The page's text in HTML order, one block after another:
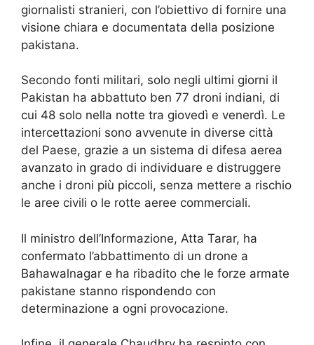
giornalisti stranieri, con l’obiettivo di fornire una
visione chiara e documentata della posizione
pakistana.
Secondo fonti militari, solo negli ultimi giorni il
Pakistan ha abbattuto ben 77 droni indiani, di
cui 48 solo nella notte tra giovedì e venerdì. Le
intercettazioni sono avvenute in diverse città
del Paese, grazie a un sistema di difesa aerea
avanzato in grado di individuare e distruggere
anche i droni più piccoli, senza mettere a rischio
le aree civili o le rotte aeree commerciali.
Il ministro dell’Informazione, Atta Tarar, ha
confermato l’abbattimento di un drone a
Bahawalnagar e ha ribadito che le forze armate
pakistane stanno rispondendo con
determinazione a ogni provocazione.